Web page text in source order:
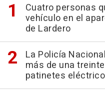
Cuatro personas
vehículo en el
de Lardero
La Policía
más de una
patinetes